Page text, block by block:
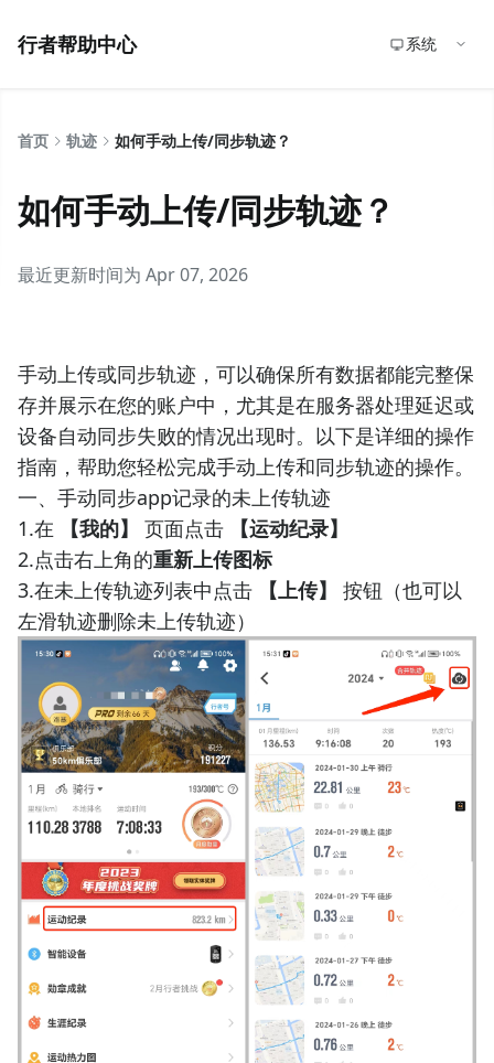
行者帮助中心 系统
首页 轨迹 如何手动上传/同步轨迹？
如何手动上传/同步轨迹？
最近更新时间为 Apr 07, 2026
手动上传或同步轨迹，可以确保所有数据都能完整保
存并展示在您的账户中，尤其是在服务器处理延迟或
设备自动同步失败的情况出现时。以下是详细的操作
指南，帮助您轻松完成手动上传和同步轨迹的操作。
一、手动同步app记录的未上传轨迹
1.在
【我的】 页面点击
【运动纪录】
2.点击右上角的重新上传图标
3.在未上传轨迹列表中点击
【上传】
按钮（也可以
左滑轨迹删除未上传轨迹）